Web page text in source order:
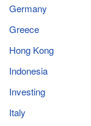
Germany
Greece
Hong Kong
Indonesia
Investing
Italy